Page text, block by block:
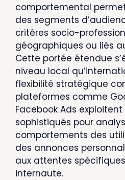
comportemental
des segments
critères socio-
géographiques ou liés
Cette portée étendue
niveau local
flexibilité stratégique
plateformes comme
Facebook Ads
sophistiqués pour
comportements des
des annonces
aux attentes
internaute.